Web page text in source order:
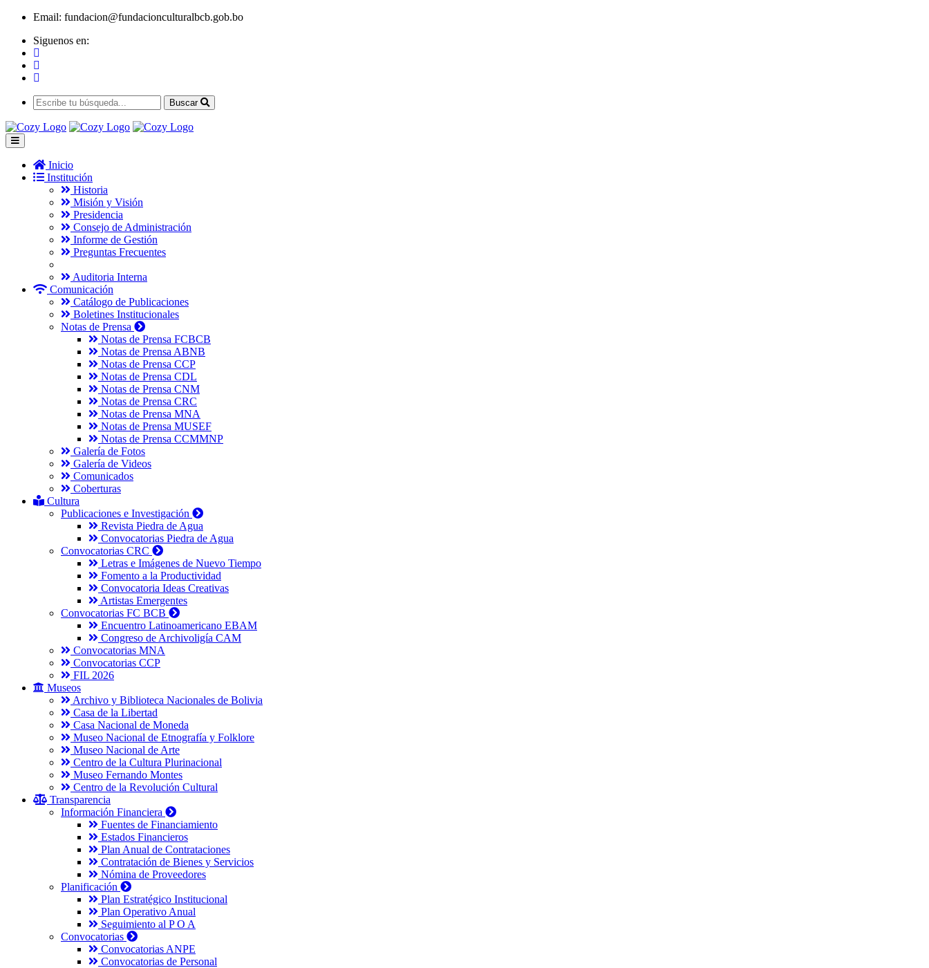
Email: fundacion@fundacionculturalbcb.gob.bo
Siguenos en:
Buscar
Inicio
Institución
Historia
Misión y Visión
Presidencia
Consejo de Administración
Informe de Gestión
Preguntas Frecuentes
Auditoria Interna
Comunicación
Catálogo de Publicaciones
Boletines Institucionales
Notas de Prensa
Notas de Prensa FCBCB
Notas de Prensa ABNB
Notas de Prensa CCP
Notas de Prensa CDL
Notas de Prensa CNM
Notas de Prensa CRC
Notas de Prensa MNA
Notas de Prensa MUSEF
Notas de Prensa CCMMNP
Galería de Fotos
Galería de Videos
Comunicados
Coberturas
Cultura
Publicaciones e Investigación
Revista Piedra de Agua
Convocatorias Piedra de Agua
Convocatorias CRC
Letras e Imágenes de Nuevo Tiempo
Fomento a la Productividad
Convocatoria Ideas Creativas
Artistas Emergentes
Convocatorias FC BCB
Encuentro Latinoamericano EBAM
Congreso de Archivoligía CAM
Convocatorias MNA
Convocatorias CCP
FIL 2026
Museos
Archivo y Biblioteca Nacionales de Bolivia
Casa de la Libertad
Casa Nacional de Moneda
Museo Nacional de Etnografía y Folklore
Museo Nacional de Arte
Centro de la Cultura Plurinacional
Museo Fernando Montes
Centro de la Revolución Cultural
Transparencia
Información Financiera
Fuentes de Financiamiento
Estados Financieros
Plan Anual de Contrataciones
Contratación de Bienes y Servicios
Nómina de Proveedores
Planificación
Plan Estratégico Institucional
Plan Operativo Anual
Seguimiento al P O A
Convocatorias
Convocatorias ANPE
Convocatorias de Personal